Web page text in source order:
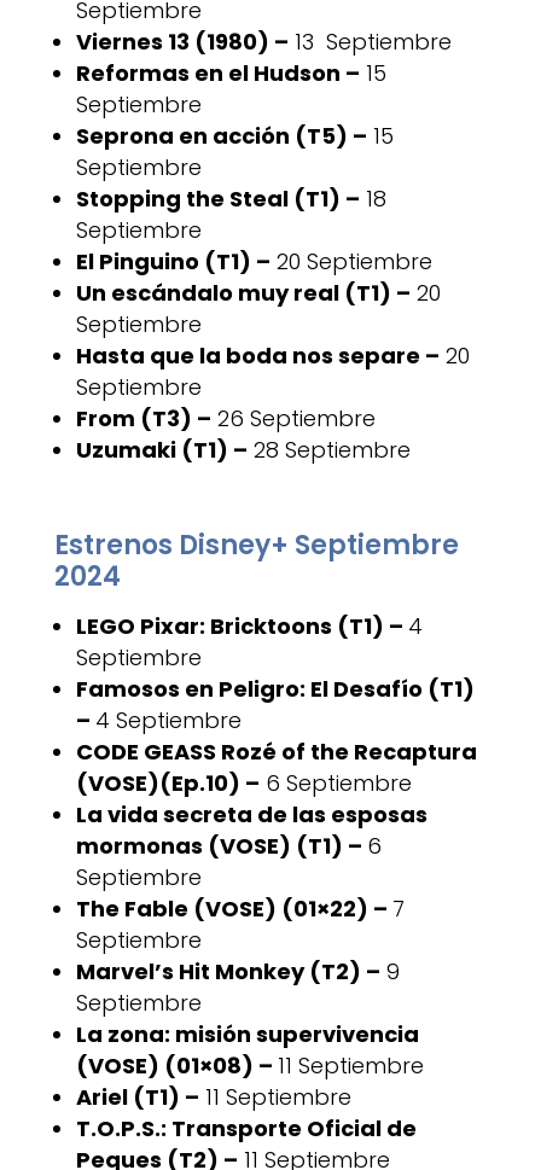
Septiembre
Viernes 13 (1980) – 13 Septiembre
Reformas en el Hudson – 15
Septiembre
Seprona en acción (T5) – 15
Septiembre
Stopping the Steal (T1) – 18
Septiembre
El Pinguino (T1) – 20 Septiembre
Un escándalo muy real (T1) – 20
Septiembre
Hasta que la boda nos separe – 20
Septiembre
From (T3) – 26 Septiembre
Uzumaki (T1) – 28 Septiembre
Estrenos Disney+ Septiembre
2024
LEGO Pixar: Bricktoons (T1) – 4
Septiembre
Famosos en Peligro: El Desafío (T1)
– 4 Septiembre
CODE GEASS Rozé of the Recaptura
(VOSE)(Ep.10) – 6 Septiembre
La vida secreta de las esposas
mormonas (VOSE) (T1) – 6
Septiembre
The Fable (VOSE) (01×22) – 7
Septiembre
Marvel’s Hit Monkey (T2) – 9
Septiembre
La zona: misión supervivencia
(VOSE) (01×08) – 11 Septiembre
Ariel (T1) – 11 Septiembre
T.O.P.S.: Transporte Oficial de
Peques (T2) – 11 Septiembre